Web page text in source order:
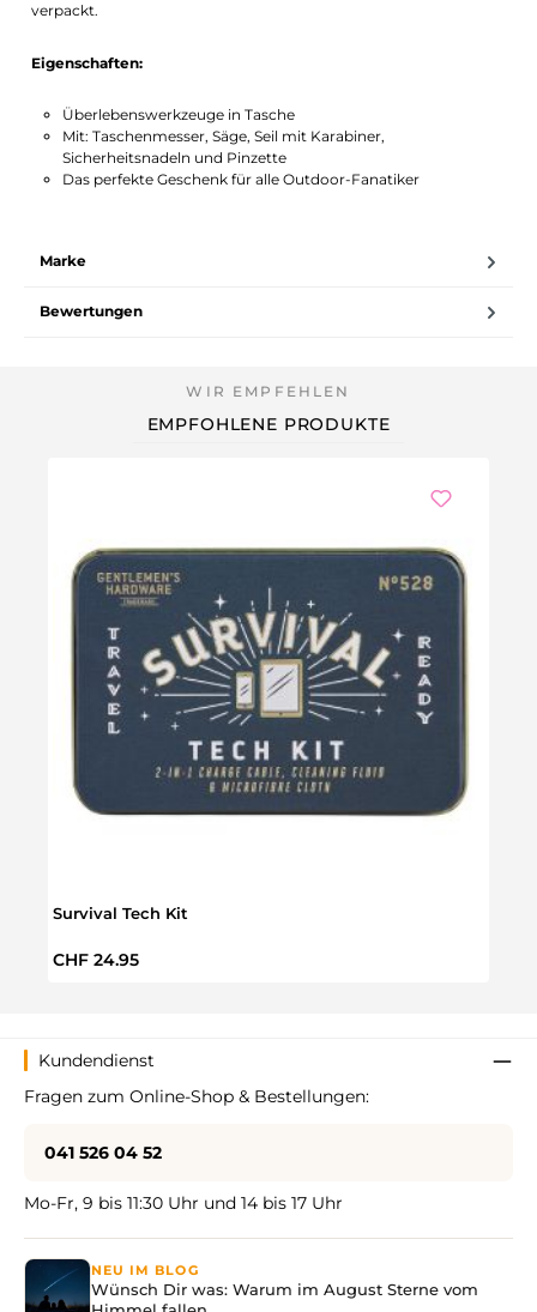
verpackt.
Eigenschaften:
Überlebenswerkzeuge in Tasche
Mit: Taschenmesser, Säge, Seil mit Karabiner,
Sicherheitsnadeln und Pinzette
Das perfekte Geschenk für alle Outdoor-Fanatiker
Marke
Bewertungen
EMPFOHLENE PRODUKTE
Survival Tech Kit
Regulärer Preis:
CHF 24.95
Kundendienst
Fragen zum Online-Shop & Bestellungen:
041 526 04 52
Mo-Fr, 9 bis 11:30 Uhr und 14 bis 17 Uhr
NEU IM BLOG
Wünsch Dir was: Warum im August Sterne vom